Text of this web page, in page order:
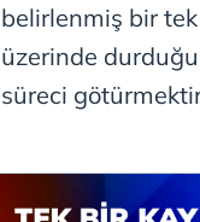
belirlenmiş bir
üzerinde
süreci